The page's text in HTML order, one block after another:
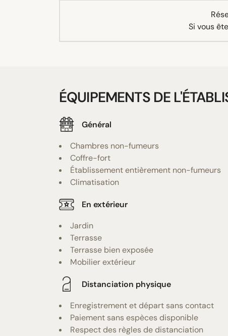
Si vous
ÉQUIPEMENTS DE
Général
Chambres non-fumeurs
Coffre-fort
Établissement entièrement non-fumeurs
Climatisation
En extérieur
Jardin
Terrasse
Terrasse bien exposée
Mobilier extérieur
Distanciation physique
Enregistrement et départ sans contact
Paiement sans espèces disponible
Respect des règles de distanciation